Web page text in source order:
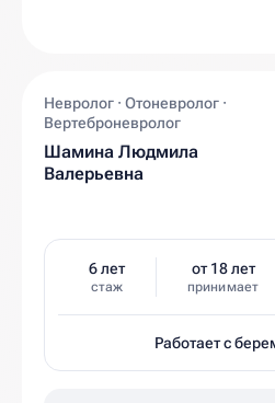
Невролог · Отоневролог ·
Вертеброневролог
Шамина Людмила
Валерьевна
6 лет
стаж
от 18 лет
принимает
Работает с